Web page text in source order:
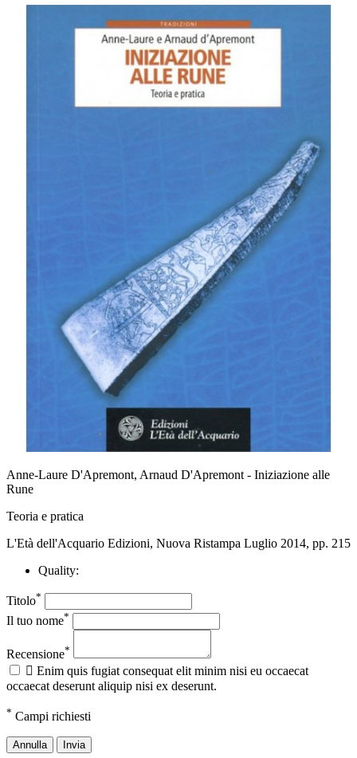
Anne-Laure D'Apremont, Arnaud D'Apremont - Iniziazione alle
Rune
Teoria e pratica
L'Età dell'Acquario Edizioni, Nuova Ristampa Luglio 2014, pp. 215
Quality:
Titolo*
Il tuo nome*
Recensione*
 Enim quis fugiat consequat elit minim nisi eu occaecat
occaecat deserunt aliquip nisi ex deserunt.
* Campi richiesti
Annulla Invia